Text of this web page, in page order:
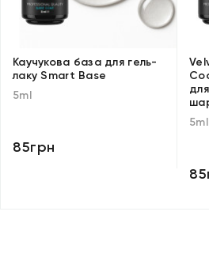
Каучукова база для гель-
лаку Smart Base
5ml
85грн
5ml